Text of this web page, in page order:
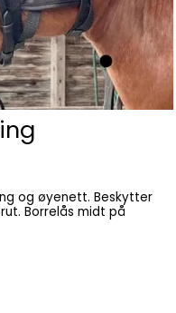
og øyenett. Beskytter
Borrelås midt på